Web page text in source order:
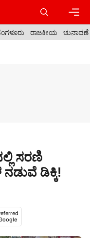
ರಾಜಕೀಯ ಚುನಾವಣೆ
ಸರಣಿ
ನಡುವೆ ಡಿಕ್ಕಿ!